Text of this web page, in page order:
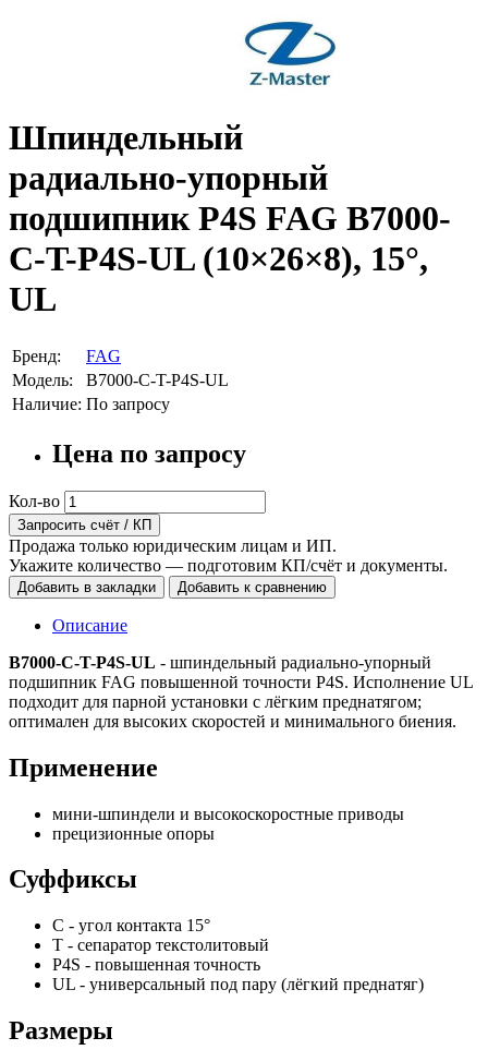
Шпиндельный
радиально‑упорный
подшипник P4S FAG B7000-
C-T-P4S-UL (10×26×8), 15°,
UL
Бренд:
FAG
Модель:
B7000-C-T-P4S-UL
Наличие: По запросу
Цена по запросу
Кол-во
Запросить счёт / КП
Продажа только юридическим лицам и ИП.
Укажите количество — подготовим КП/счёт и документы.
Добавить в закладки Добавить к сравнению
Описание
B7000-C-T-P4S-UL - шпиндельный радиально‑упорный
подшипник FAG повышенной точности P4S. Исполнение UL
подходит для парной установки с лёгким преднатягом;
оптимален для высоких скоростей и минимального биения.
Применение
мини‑шпиндели и высокоскоростные приводы
прецизионные опоры
Суффиксы
C - угол контакта 15°
T - сепаратор текстолитовый
P4S - повышенная точность
UL - универсальный под пару (лёгкий преднатяг)
Размеры